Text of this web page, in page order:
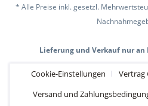
* Alle Preise inkl. gesetzl.
Lieferung und Verkauf nur an
Cookie-Einstellungen Vertrag
Versand und